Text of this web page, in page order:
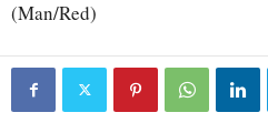
(Man/Red)